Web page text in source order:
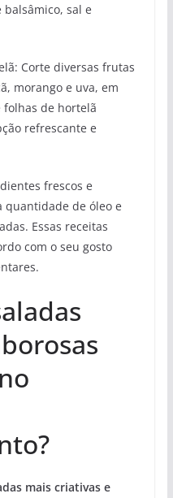
sal e
Corte diversas frutas
morango e uva, em
folhas de hortelã
refrescante e
frescos e
quantidade de óleo e
Essas receitas
com o seu gosto
mais criativas e